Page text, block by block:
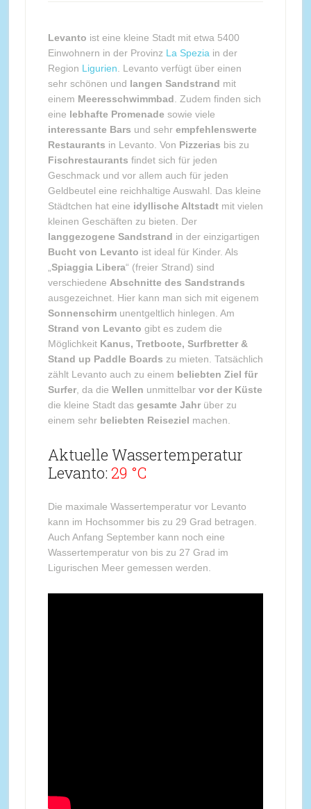
Levanto ist eine kleine Stadt mit etwa 5400
Einwohnern in der Provinz La Spezia in der
Region Ligurien . Levanto verfügt über einen
sehr schönen und langen Sandstrand mit
einem Meeresschwimmbad . Zudem finden sich
eine lebhafte Promenade sowie viele
interessante Bars und sehr empfehlenswerte
Restaurants in Levanto. Von Pizzerias bis zu
Fischrestaurants findet sich für jeden
Geschmack und vor allem auch für jeden
Geldbeutel eine reichhaltige Auswahl. Das kleine
Städtchen hat eine idyllische Altstadtmit vielen
kleinen Geschäften zu bieten. Der
langgezogene Sandstrand in der einzigartigen
Bucht von Levanto ist ideal für Kinder. Als
Spiaggia Libera“ (freier Strand) sind
verschiedene Abschnitte des Sandstrands
ausgezeichnet. Hier kann man sich mit eigenem
Sonnenschirmunentgeltlich hinlegen. Am
Strand von Levanto gibt es zudem die
Möglichkeit Kanus, Tretboote, Surfbretter &
Stand up Paddle Boards zu mieten. Tatsächlich
zählt Levanto auch zu einem beliebten Ziel für
Surfer, da die Wellen unmittelbar vor der Küste
die kleine Stadt das gesamte Jahrüber zu
einem sehr beliebten Reiseziel machen.
Aktuelle Wassertemperatur
Levanto: 29 °C
Die maximale Wassertemperatur vor Levanto
kann im Hochsommer bis zu 29 Grad betragen.
Auch Anfang September kann noch eine
Wassertemperatur von bis zu 27 Grad im
Ligurischen Meer gemessen werden.